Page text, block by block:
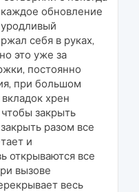
обновление
себя в руках,
это уже за
постоянно
при большом
хрен
закрыть
разом все
и
открываются все
вызове
весь